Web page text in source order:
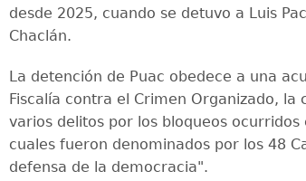
desde 2025, cuando se detuvo a Luis
Chaclán.
La detención de Puac obedece a una
Fiscalía contra el Crimen Organizado, la
varios delitos por los bloqueos ocurridos
cuales fueron denominados por los 48
defensa de la democracia".